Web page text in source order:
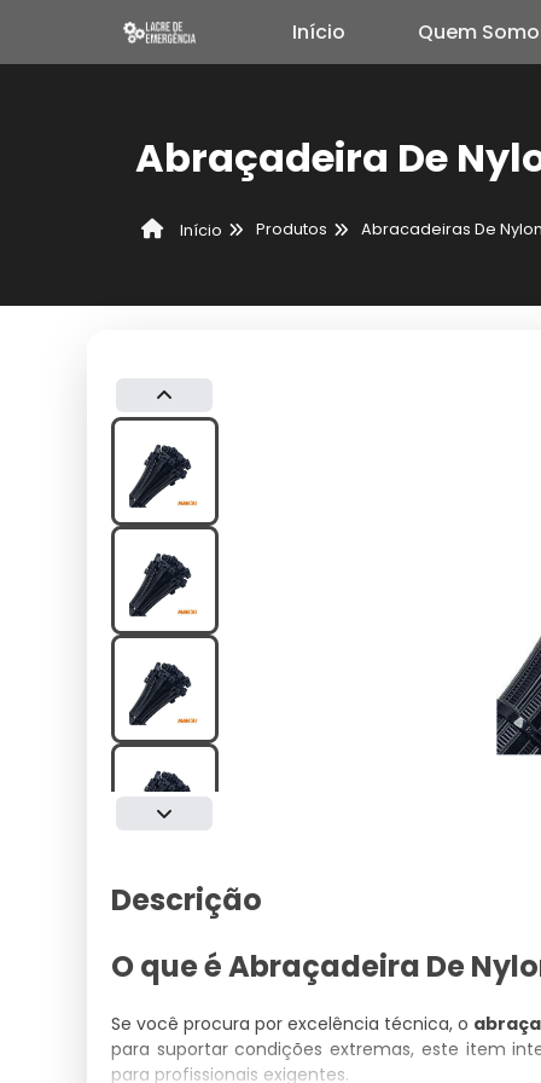
Início Quem
Abraçadeira De
Início Produtos Abracadeiras De Nylon
Descrição
O que é Abraçadeira De
Se você procura por excelência técnica, o
para suportar condições extremas, este item
para profissionais exigentes.